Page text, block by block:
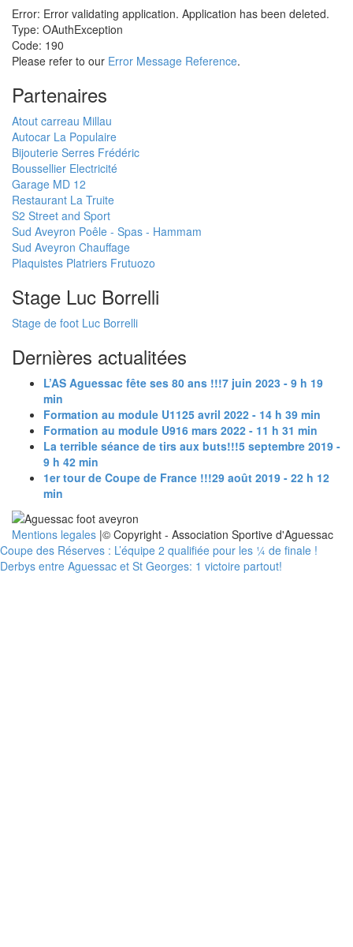
Error: Error validating application. Application has been deleted.
Type: OAuthException
Code: 190
Please refer to our Error Message Reference.
Partenaires
Atout carreau Millau
Autocar La Populaire
Bijouterie Serres Frédéric
Boussellier Electricité
Garage MD 12
Restaurant La Truite
S2 Street and Sport
Sud Aveyron Poêle - Spas - Hammam
Sud Aveyron Chauffage
Plaquistes Platriers Frutuozo
Stage Luc Borrelli
Stage de foot Luc Borrelli
Dernières actualitées
L’AS Aguessac fête ses 80 ans !!!7 juin 2023 - 9 h 19
min
Formation au module U1125 avril 2022 - 14 h 39 min
Formation au module U916 mars 2022 - 11 h 31 min
La terrible séance de tirs aux buts!!!5 septembre 2019 -
9 h 42 min
1er tour de Coupe de France !!!29 août 2019 - 22 h 12
min
Mentions legales |© Copyright - Association Sportive d'Aguessac
Coupe des Réserves : L’équipe 2 qualifiée pour les ¼ de finale !
Derbys entre Aguessac et St Georges: 1 victoire partout!